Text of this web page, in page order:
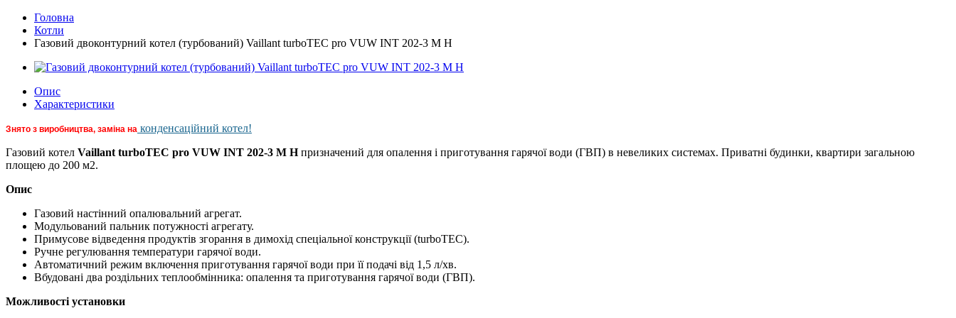
Головна
Котли
Газовий двоконтурний котел (турбований) Vaillant turboTEC pro VUW INT 202-3 M H
Опис
Характеристики
Знято з виробництва, заміна на конденсаційний котел!
Газовий котел Vaillant turboTEC pro VUW INT 202-3 M Hпризначений для опалення і приготування гарячої води (ГВП) в невеликих системах. Приватні будинки, квартири загальною
площею до 200 м2.
Опис
Газовий настінний опалювальний агрегат.
Модульований пальник потужності агрегату.
Примусове відведення продуктів згорання в димохід спеціальної конструкції (turboTEC).
Ручне регулювання температури гарячої води.
Автоматичний режим включення приготування гарячої води при її подачі від 1,5 л/хв.
Вбудовані два роздільних теплообмінника: опалення та приготування гарячої води (ГВП).
Можливості установки